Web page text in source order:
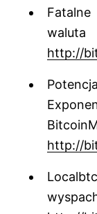
waluta
http://
http://